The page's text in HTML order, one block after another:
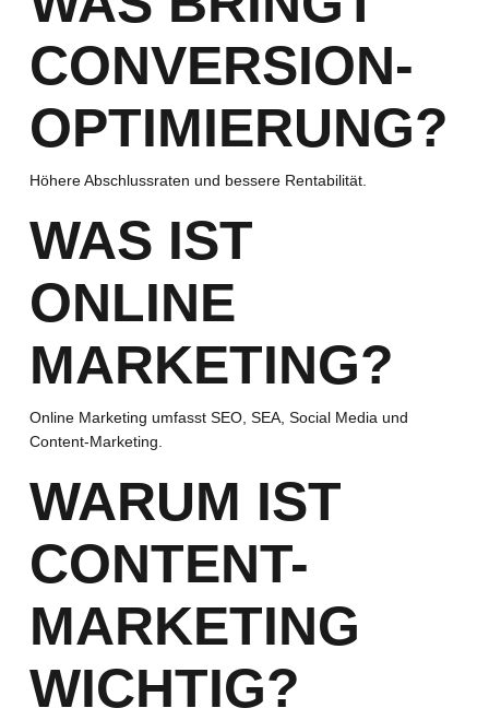
CONVERSION-
OPTIMIERUNG?
Höhere Abschlussraten und bessere Rentabilität.
WAS IST
ONLINE
MARKETING?
Online Marketing umfasst SEO, SEA, Social Media und
Content-Marketing.
WARUM IST
CONTENT-
MARKETING
WICHTIG?